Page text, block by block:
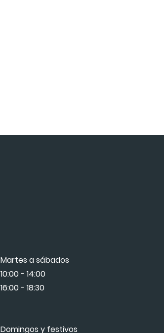
Martes a sábados
10:00 - 14:00
16:00 - 18:30
Domingos y festivos